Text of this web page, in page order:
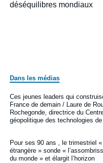
déséquilibres mondiaux
Dans les médias
Ces jeunes leaders qui
France de demain / Laure de
Rochegonde, directrice du
géopolitique des technologies
Pour ses 90 ans , le trimestriel
étrangère » sonde «
du monde » et élargit l’horizon